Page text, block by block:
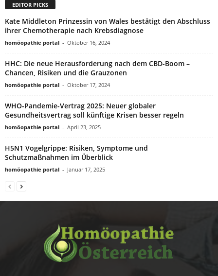
EDITOR PICKS
Kate Middleton Prinzessin von Wales bestätigt den Abschluss
ihrer Chemotherapie nach Krebsdiagnose
homöopathie portal - Oktober 16, 2024
HHC: Die neue Herausforderung nach dem CBD-Boom –
Chancen, Risiken und die Grauzonen
homöopathie portal - Oktober 17, 2024
WHO-Pandemie-Vertrag 2025: Neuer globaler
Gesundheitsvertrag soll künftige Krisen besser regeln
homöopathie portal - April 23, 2025
H5N1 Vogelgrippe: Risiken, Symptome und
Schutzmaßnahmen im Überblick
homöopathie portal - Januar 17, 2025